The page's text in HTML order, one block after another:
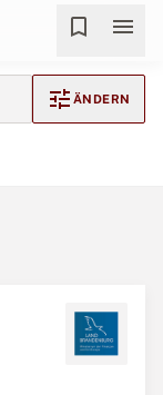
bookmark menu
tune ÄNDERN